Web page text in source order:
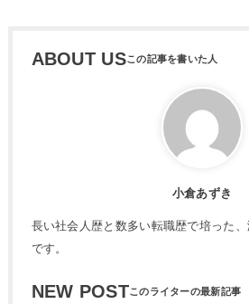
ABOUT US
小倉あずき
長い社会人歴と数多い転職歴で培った
です。
NEW POST